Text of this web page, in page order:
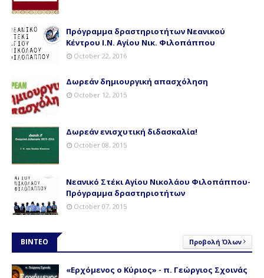
Πρόγραμμα δραστηριοτήτων Νεανικού
Κέντρου Ι.Ν. Αγίου Νικ. Φιλοπάππου
October 22, 2016
Δωρεάν δημιουργική απασχόληση
October 12, 2015
Δωρεάν ενισχυτική διδασκαλία!
October 08, 2015
Νεανικό Στέκι Αγίου Νικολάου Φιλοπάππου-
Πρόγραμμα δραστηριοτήτων
October 07, 2015
ΒΙΝΤΕΟ Προβολή Όλων
«Ερχόμενος ο Κύριος» - π. Γεώργιος Σχοινάς